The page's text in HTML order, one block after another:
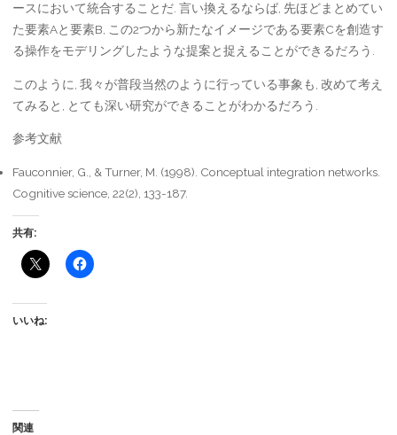
ースにおいて統合することだ. 言い換えるならば, 先ほどまとめてい
た要素Aと要素B, この2つから新たなイメージである要素Cを創造す
る操作をモデリングしたような提案と捉えることができるだろう.
このように, 我々が普段当然のように行っている事象も, 改めて考え
てみると, とても深い研究ができることがわかるだろう.
参考文献
Fauconnier, G., & Turner, M. (1998). Conceptual integration networks.
Cognitive science, 22(2), 133-187.
共有:
いいね:
関連